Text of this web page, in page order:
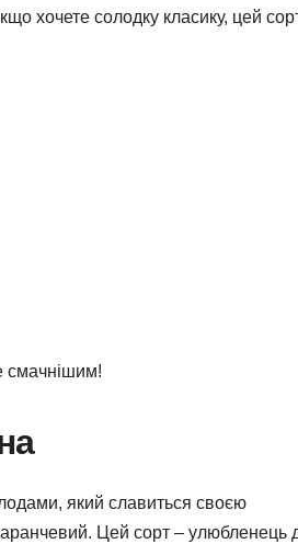
хочете солодку класику, цей
смачнішим!
який славиться своєю
Цей сорт – улюбленець